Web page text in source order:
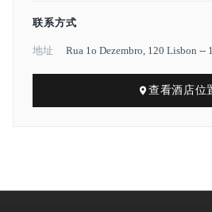
联系方式
地址 Rua 1o Dezembro, 120 Lisbon --
查看酒店位